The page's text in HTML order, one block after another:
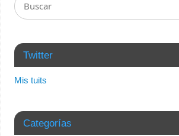
Twitter
Mis tuits
Categorías